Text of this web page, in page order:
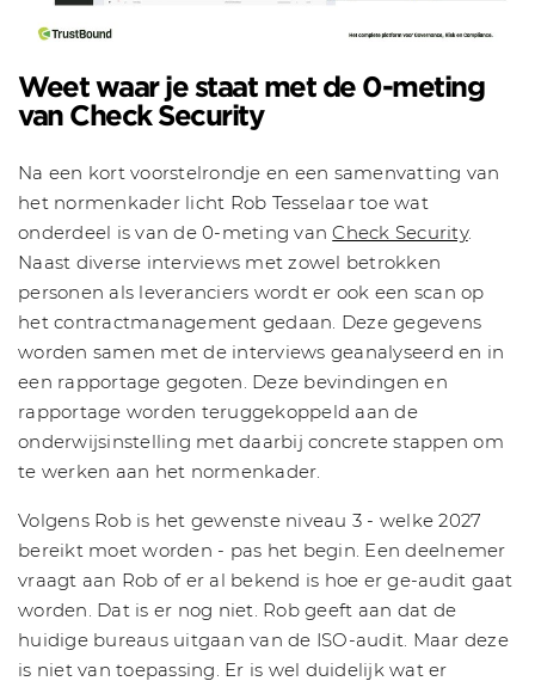
Weet waar je staat met de 0-meting
van Check Security
Na een kort voorstelrondje en een samenvatting van
het normenkader licht Rob Tesselaar toe wat
onderdeel is van de 0-meting vanCheck Security.
Naast diverse interviews met zowel betrokken
personen als leveranciers wordt er ook een scan op
het contractmanagement gedaan. Deze gegevens
worden samen met de interviews geanalyseerd en in
een rapportage gegoten. Deze bevindingen en
rapportage worden teruggekoppeld aan de
onderwijsinstelling met daarbij concrete stappen om
te werken aan het normenkader.
Volgens Rob is het gewenste niveau 3 - welke 2027
bereikt moet worden - pas het begin. Een deelnemer
vraagt aan Rob of er al bekend is hoe er ge-audit gaat
worden. Dat is er nog niet. Rob geeft aan dat de
huidige bureaus uitgaan van de ISO-audit. Maar deze
is niet van toepassing. Er is wel duidelijk wat er